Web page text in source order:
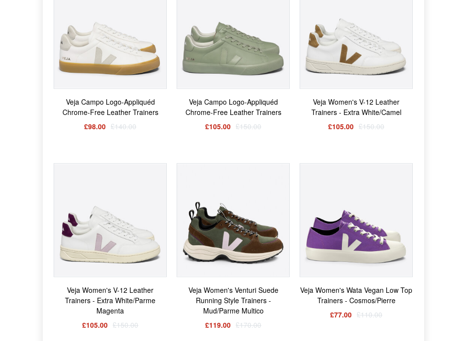
Veja Campo Logo-Appliquéd
Chrome-Free Leather Trainers
£98.00 £140.00
Veja Campo Logo-Appliquéd
Chrome-Free Leather Trainers
£105.00 £150.00
Veja Women's V-12 Leather
Trainers - Extra White/Camel
£105.00 £150.00
Veja Women's V-12 Leather
Trainers - Extra White/Parme
Magenta
£105.00 £150.00
Veja Women's Venturi Suede
Running Style Trainers -
Mud/Parme Multico
£119.00 £170.00
Veja Women's Wata Vegan Low Top
Trainers - Cosmos/Pierre
£77.00 £110.00